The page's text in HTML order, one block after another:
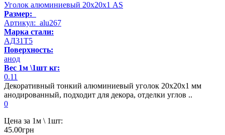
Уголок алюминиевый 20х20х1 AS
Размер:
Артикул: alu267
Марка стали:
АД31Т5
Поверхность:
анод
Вес 1м \1шт кг:
0.11
Декоративный тонкий алюминиевый уголок 20х20х1 мм
анодированный, подходит для декора, отделки углов ..
0
Цена за 1м \ 1шт:
45.00грн